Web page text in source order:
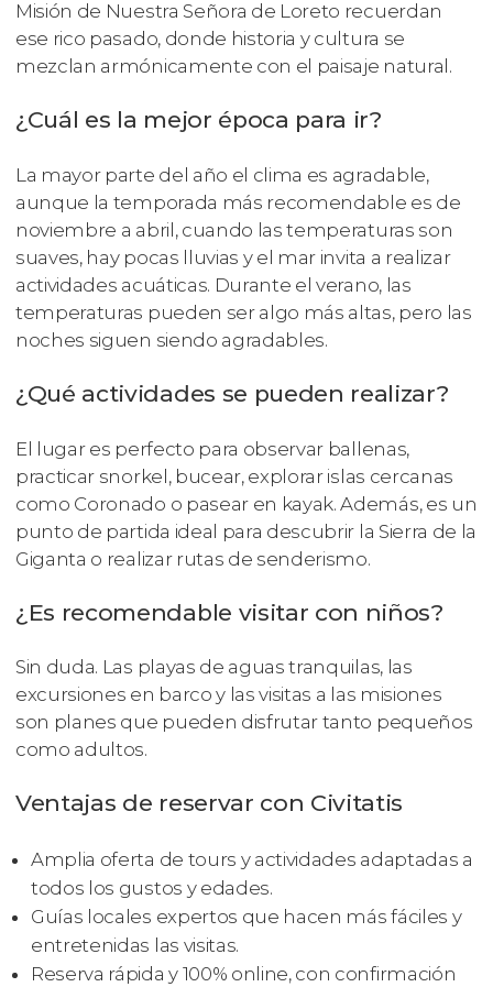
Misión de Nuestra Señora de Loreto recuerdan
ese rico pasado, donde historia y cultura se
mezclan armónicamente con el paisaje natural.
¿Cuál es la mejor época para ir?
La mayor parte del año el clima es agradable,
aunque la temporada más recomendable es de
noviembre a abril, cuando las temperaturas son
suaves, hay pocas lluvias y el mar invita a realizar
actividades acuáticas. Durante el verano, las
temperaturas pueden ser algo más altas, pero las
noches siguen siendo agradables.
¿Qué actividades se pueden realizar?
El lugar es perfecto para observar ballenas,
practicar snorkel, bucear, explorar islas cercanas
como Coronado o pasear en kayak. Además, es un
punto de partida ideal para descubrir la Sierra de la
Giganta o realizar rutas de senderismo.
¿Es recomendable visitar con niños?
Sin duda. Las playas de aguas tranquilas, las
excursiones en barco y las visitas a las misiones
son planes que pueden disfrutar tanto pequeños
como adultos.
Ventajas de reservar con Civitatis
Amplia oferta de tours y actividades adaptadas a
todos los gustos y edades.
Guías locales expertos que hacen más fáciles y
entretenidas las visitas.
Reserva rápida y 100% online, con confirmación